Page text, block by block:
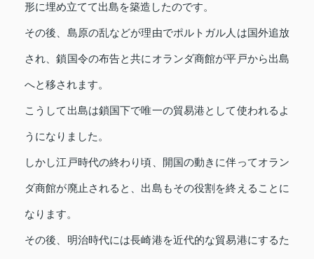
形に埋め立てて出島を築造したのです。
その後、島原の乱などが理由でポルトガル人は国外追放
され、鎖国令の布告と共にオランダ商館が平戸から出島
へと移されます。
こうして出島は鎖国下で唯一の貿易港として使われるよ
うになりました。
しかし江戸時代の終わり頃、開国の動きに伴ってオラン
ダ商館が廃止されると、出島もその役割を終えることに
なります。
その後、明治時代には長崎港を近代的な貿易港にするた